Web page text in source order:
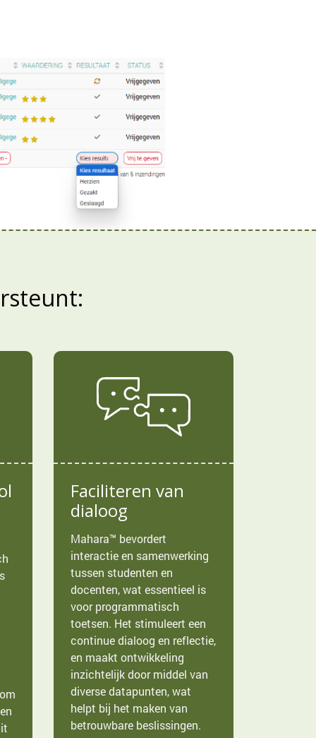
Faciliteren van
dialoog
Mahara™ bevordert
interactie en samenwerking
tussen studenten en
docenten, wat essentieel is
voor programmatisch
toetsen. Het stimuleert een
continue dialoog en reflectie,
en maakt ontwikkeling
inzichtelijk door middel van
diverse datapunten, wat
helpt bij het maken van
betrouwbare beslissingen.